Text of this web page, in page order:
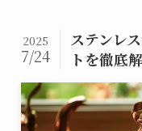
ステンレ
トを徹底
2025
7/24